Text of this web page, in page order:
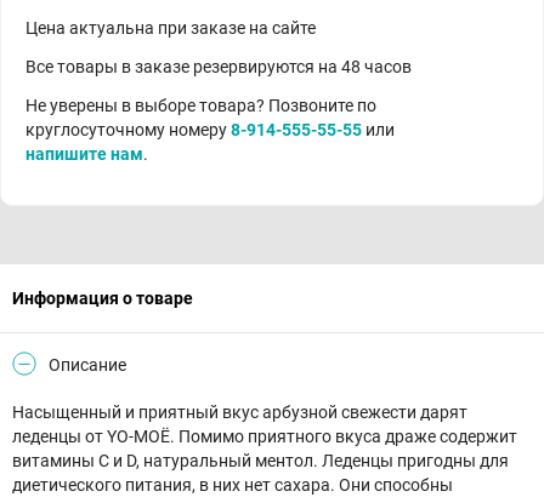
Цена актуальна при заказе на сайте
Все товары в заказе резервируются на 48 часов
Не уверены в выборе товара? Позвоните по
круглосуточному номеру8-914-555-55-55 или
напишите нам.
Информация о товаре
Описание
Насыщенный и приятный вкус арбузной свежести дарят
леденцы от YO-МОЁ. Помимо приятного вкуса драже содержит
витамины С и D, натуральный ментол. Леденцы пригодны для
диетического питания, в них нет сахара. Они способны